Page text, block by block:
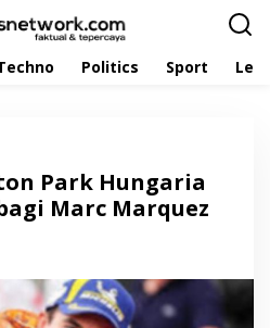
Politics Sport
Park Hungaria
Marc Marquez